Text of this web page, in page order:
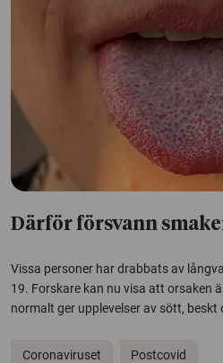
Därför försvann
Vissa personer har drabbats av
19. Forskare kan nu visa att orsaken
normalt ger upplevelser av sött, beskt
Coronaviruset Postcovid